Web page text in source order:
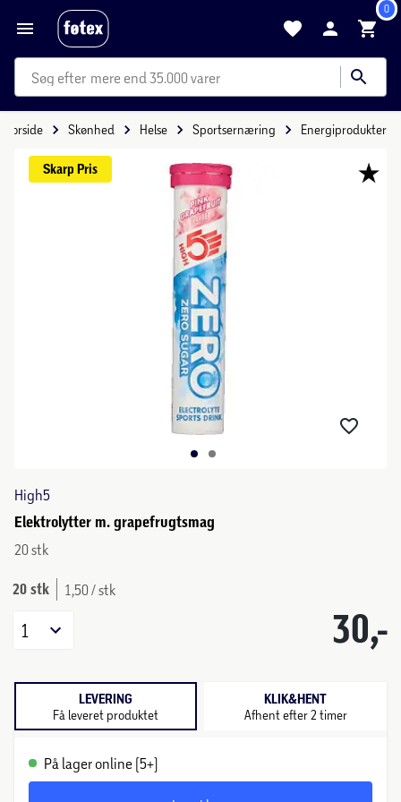
0
mere end 35.000 varer
Forside Skønhed Helse Sportsernæring Energiprodukter
Skarp Pris
High5
Elektrolytter m. grapefrugtsmag
20 stk
20 stk 1,50 / stk
30,-
1
LEVERING
Få leveret produktet
KLIK&HENT
Afhent efter 2 timer
På lager online (5+)